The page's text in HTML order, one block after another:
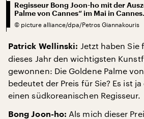
Regisseur Bong Joon-ho mit der
Palme von Cannes“ im Mai in Cannes.
© picture alliance/dpa/Petros Giannakouris
Patrick Wellinski: Jetzt haben Sie
dieses Jahr den wichtigsten
gewonnen: Die Goldene Palme
bedeutet der Preis für Sie? Es ist
einen südkoreanischen Regisseur.
Bong Joon-ho: Als mich dieser